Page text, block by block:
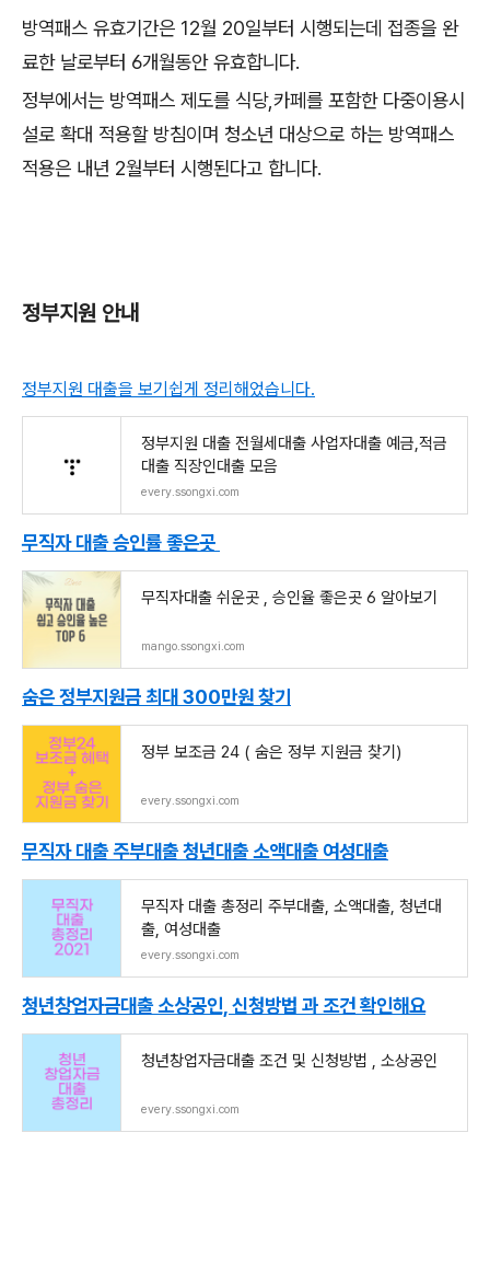
방역패스 유효기간은 12월 20일부터 시행되는데 접종을 완
료한 날로부터 6개월동안 유효합니다.
정부에서는 방역패스 제도를 식당,카페를 포함한 다중이용시
설로 확대 적용할 방침이며 청소년 대상으로 하는 방역패스
적용은 내년 2월부터 시행된다고 합니다.
정부지원 안내
정부지원 대출을 보기쉽게 정리해었습니다.
정부지원 대출 전월세대출 사업자대출 예금,적금
대출 직장인대출 모음
every.ssongxi.com
무직자 대출 승인률 좋은곳
무직자대출 쉬운곳 , 승인율 좋은곳 6 알아보기
mango.ssongxi.com
숨은 정부지원금 최대 300만원 찾기
정부 보조금 24 ( 숨은 정부 지원금 찾기)
every.ssongxi.com
무직자 대출 주부대출 청년대출 소액대출 여성대출
무직자 대출 총정리 주부대출, 소액대출, 청년대
출, 여성대출
every.ssongxi.com
청년창업자금대출 소상공인, 신청방법 과 조건 확인해요
청년창업자금대출 조건 및 신청방법 , 소상공인
every.ssongxi.com